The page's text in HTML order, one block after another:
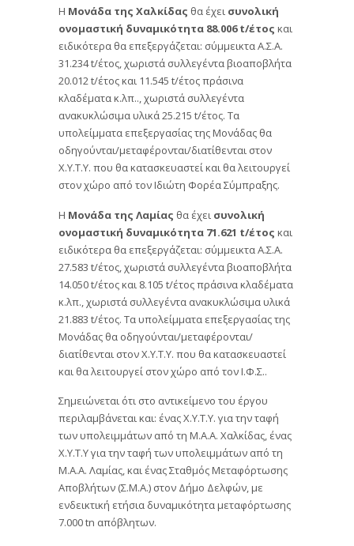
Η Μονάδα της Χαλκίδας θα έχει συνολική
ονομαστική δυναμικότητα 88.006 t/έτος και
ειδικότερα θα επεξεργάζεται: σύμμεικτα Α.Σ.Α.
31.234 t/έτος, χωριστά συλλεγέντα βιοαποβλήτα
20.012 t/έτος και 11.545 t/έτος πράσινα
κλαδέματα κ.λπ.., χωριστά συλλεγέντα
ανακυκλώσιμα υλικά 25.215 t/έτος. Τα
υπολείμματα επεξεργασίας της Μονάδας θα
οδηγούνται/μεταφέρονται/διατίθενται στον
Χ.Υ.Τ.Υ. που θα κατασκευαστεί και θα λειτουργεί
στον χώρο από τον Ιδιώτη Φορέα Σύμπραξης.
Η Μονάδα της Λαμίας θα έχει συνολική
ονομαστική δυναμικότητα 71.621 t/έτος και
ειδικότερα θα επεξεργάζεται: σύμμεικτα Α.Σ.Α.
27.583 t/έτος, χωριστά συλλεγέντα βιοαποβλήτα
14.050 t/έτος και 8.105 t/έτος πράσινα κλαδέματα
κ.λπ., χωριστά συλλεγέντα ανακυκλώσιμα υλικά
21.883 t/έτος. Τα υπολείμματα επεξεργασίας της
Μονάδας θα οδηγούνται/μεταφέρονται/
διατίθενται στον Χ.Υ.Τ.Υ. που θα κατασκευαστεί
και θα λειτουργεί στον χώρο από τον Ι.Φ.Σ..
Σημειώνεται ότι στο αντικείμενο του έργου
περιλαμβάνεται και: ένας Χ.Υ.Τ.Υ. για την ταφή
των υπολειμμάτων από τη Μ.Α.Α. Χαλκίδας, ένας
Χ.Υ.Τ.Υ για την ταφή των υπολειμμάτων από τη
Μ.Α.Α. Λαμίας, και ένας Σταθμός Μεταφόρτωσης
Αποβλήτων (Σ.Μ.Α.) στον Δήμο Δελφών, με
ενδεικτική ετήσια δυναμικότητα μεταφόρτωσης
7.000 tn απόβλητων.